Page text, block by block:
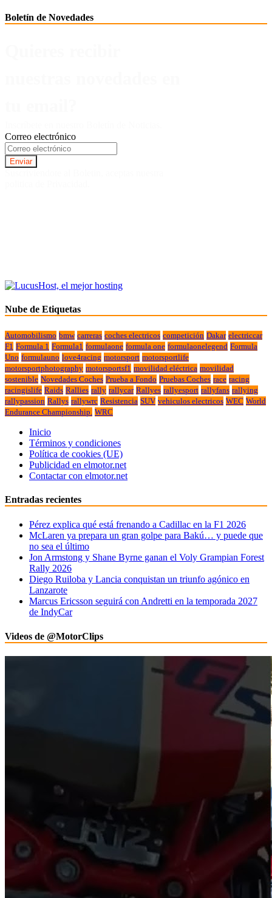
Boletín de Novedades
Correo electrónico
Nube de Etiquetas
Automobilismo bmw carreras coches electricos competición Dakar electriccar
F1 Formula 1 Formula1 formulaone formula one formulaonelegend Formula
Uno formulauno love4racing motorsport motorsportlife
motorsportphotography motorsportsf1 movilidad eléctrica movilidad
sostenible Novedades Coches Prueba a Fondo Pruebas Coches race racing
racingislife Raids Rallies rally rallycar Rallyes rallyesport rallyfans rallying
rallypassion Rallys rallywrc Resistencia SUV vehiculos electricos WEC World
Endurance Championship. WRC
Inicio
Términos y condiciones
Política de cookies (UE)
Publicidad en elmotor.net
Contactar con elmotor.net
Entradas recientes
Pérez explica qué está frenando a Cadillac en la F1 2026
McLaren ya prepara un gran golpe para Bakú… y puede que
no sea el último
Jon Armstong y Shane Byrne ganan el Voly Grampian Forest
Rally 2026
Diego Ruiloba y Lancia conquistan un triunfo agónico en
Lanzarote
Marcus Ericsson seguirá con Andretti en la temporada 2027
de IndyCar
Videos de @MotorClips